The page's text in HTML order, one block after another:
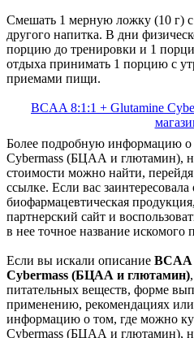
Смешать 1 мерную ложку (10 г)
другого напитка. В дни
порцию до тренировки и 1
отдыха принимать 1 порцию с
приемами пищи.
BCAA 8:1:1 + Glutamine
Более подробную информацию
Cybermass (БЦАА и глютамин),
стоимости можно найти,
ссылке. Если вас заинтересовала
биофармацевтическая
партнерский сайт и
в нее точное название искомого
Если вы искали описание BCAA
Cybermass (БЦАА и глютамин)
питательных веществ, форме
применению, рекомендациях или
информацию о том, где можно
Cybermass (БЦАА и глютамин),